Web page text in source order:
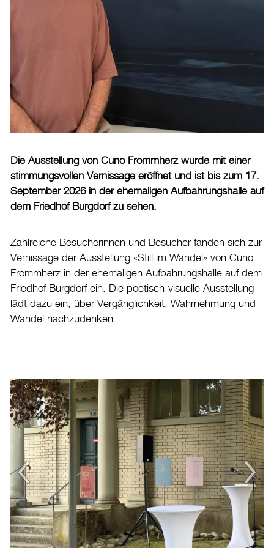
Öffnungszeiten & Kontakt
Veranstaltungskalender
Stadtplan
Login
Die Ausstellung von Cuno Frommherz wurde mit einer
stimmungsvollen Vernissage eröffnet und ist bis zum 17.
September 2026 in der ehemaligen Aufbahrungshalle auf
dem Friedhof Burgdorf zu sehen.
Zahlreiche Besucherinnen und Besucher fanden sich zur
Vernissage der Ausstellung «Still im Wandel» von Cuno
Frommherz in der ehemaligen Aufbahrungshalle auf dem
Friedhof Burgdorf ein. Die poetisch-visuelle Ausstellung
lädt dazu ein, über Vergänglichkeit, Wahrnehmung und
Wandel nachzudenken.